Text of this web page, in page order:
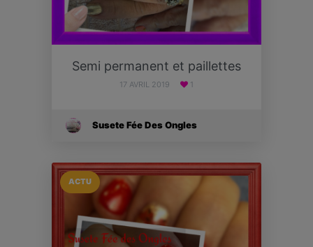
Semi permanent et paillettes
17 AVRIL 2019 1
Susete Fée Des Ongles
ACTU